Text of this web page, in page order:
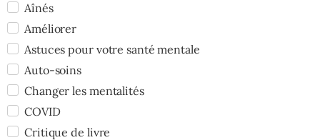
Aînés
Améliorer
Astuces pour votre santé mentale
Auto-soins
Changer les mentalités
COVID
Critique de livre